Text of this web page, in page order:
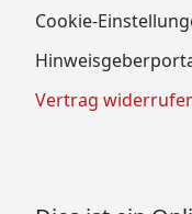
Cookie-
Vertrag